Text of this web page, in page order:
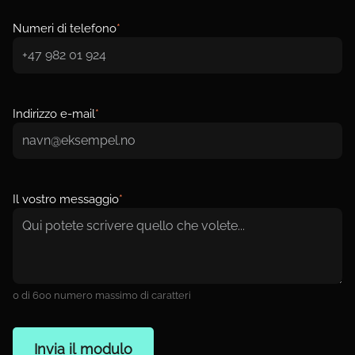
Numeri di telefono*
Indirizzo e-mail*
Il vostro messaggio*
0 di 600 numero massimo di caratteri